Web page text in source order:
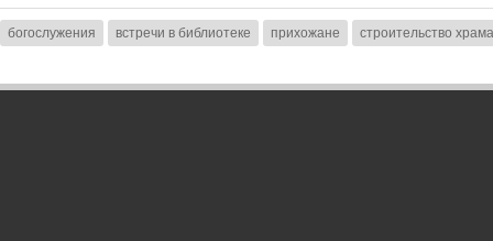
богослужения встречи в библиотеке прихожане строительство храма